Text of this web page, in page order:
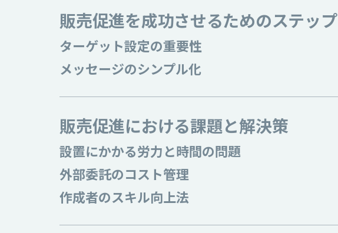
販売促進を成功させるためのステップ
ターゲット設定の重要性
メッセージのシンプル化
販売促進における課題と解決策
設置にかかる労力と時間の問題
外部委託のコスト管理
作成者のスキル向上法